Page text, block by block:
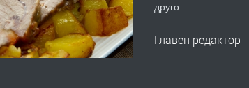
друго.
Главен редактор